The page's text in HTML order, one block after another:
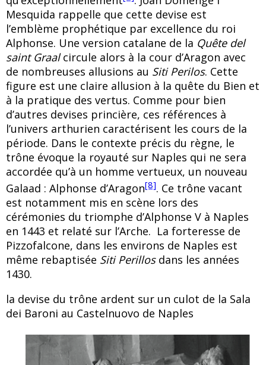
Mesquida rappelle que cette devise est
l’emblème prophétique par excellence du roi
Alphonse. Une version catalane de la Quête del
saint Graalcircule alors à la cour d’Aragon avec
de nombreuses allusions au Siti Perilos. Cette
figure est une claire allusion à la quête du Bien et
à la pratique des vertus. Comme pour bien
d’autres devises princière, ces références à
l’univers arthurien caractérisent les cours de la
période. Dans le contexte précis du règne, le
trône évoque la royauté sur Naples qui ne sera
accordée qu’à un homme vertueux, un nouveau
Galaad : Alphonse d’Aragon[8]. Ce trône vacant
est notamment mis en scène lors des
cérémonies du triomphe d’Alphonse V à Naples
en 1443 et relaté sur l’Arche. La forteresse de
Pizzofalcone, dans les environs de Naples est
même rebaptisée Siti Perillosdans les années
1430.
la devise du trône ardent sur un culot de la Sala
dei Baroni au Castelnuovo de Naples